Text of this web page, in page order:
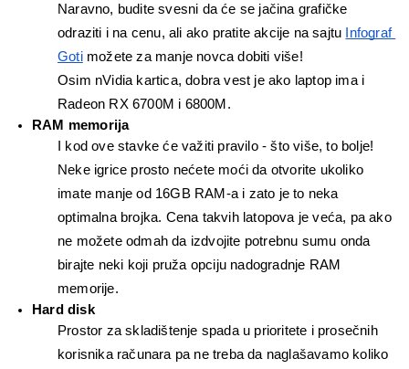
Naravno, budite svesni da će se jačina grafičke
odraziti i na cenu, ali ako pratite akcije na sajtu
Infograf
Goti možete za manje novca dobiti više!
Osim nVidia kartica, dobra vest je ako laptop ima i
Radeon RX 6700M i 6800M.
RAM memorija
I kod ove stavke će važiti pravilo - što više, to bolje!
Neke igrice prosto nećete moći da otvorite ukoliko
imate manje od 16GB RAM-a i zato je to neka
optimalna brojka. Cena takvih latopova je veća, pa ako
ne možete odmah da izdvojite potrebnu sumu onda
birajte neki koji pruža opciju nadogradnje RAM
memorije.
Hard disk
Prostor za skladištenje spada u prioritete i prosečnih
korisnika računara pa ne treba da naglašavamo koliko